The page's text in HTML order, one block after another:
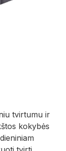
tvirtumu ir
kokybės